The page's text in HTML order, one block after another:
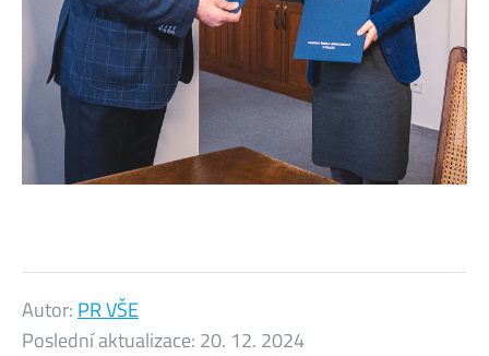
Autor: PR VŠE
Poslední aktualizace: 20. 12. 2024